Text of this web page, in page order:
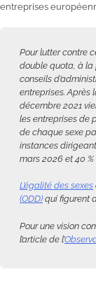
entreprises
Pour lutter contre
double quota, à la
conseils
entreprises. Après
décembre 2021
les entreprises de
de chaque sexe
instances
mars 2026 et 40
L’égalité des sexes
(ODD) qui figurent
Pour une vision
l’article de l’